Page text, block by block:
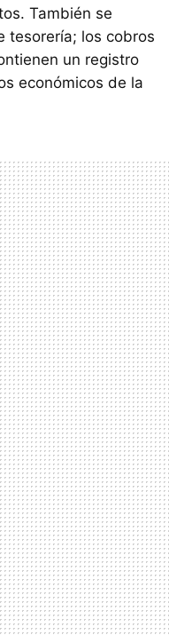
También se
tesorería; los cobros
un registro
económicos de la